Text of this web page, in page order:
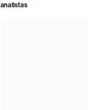
analistas